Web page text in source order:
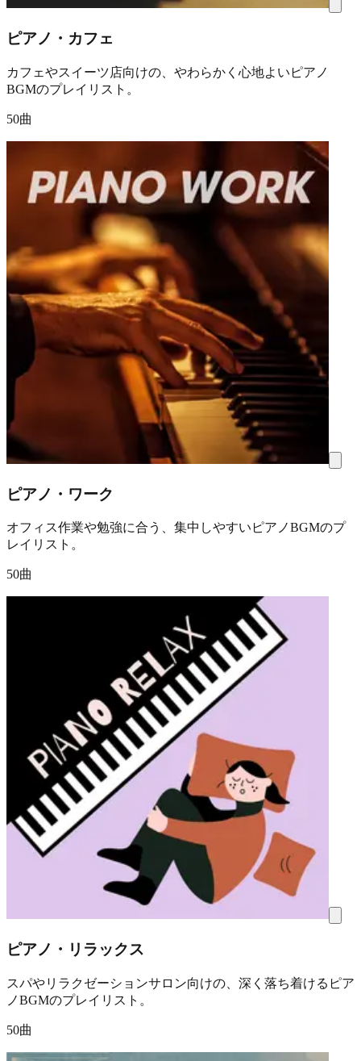
ピアノ・カフェ
カフェやスイーツ店向けの、やわらかく心地よいピアノ
BGMのプレイリスト。
50曲
ピアノ・ワーク
オフィス作業や勉強に合う、集中しやすいピアノBGMのプ
レイリスト。
50曲
ピアノ・リラックス
スパやリラクゼーションサロン向けの、深く落ち着けるピア
ノBGMのプレイリスト。
50曲